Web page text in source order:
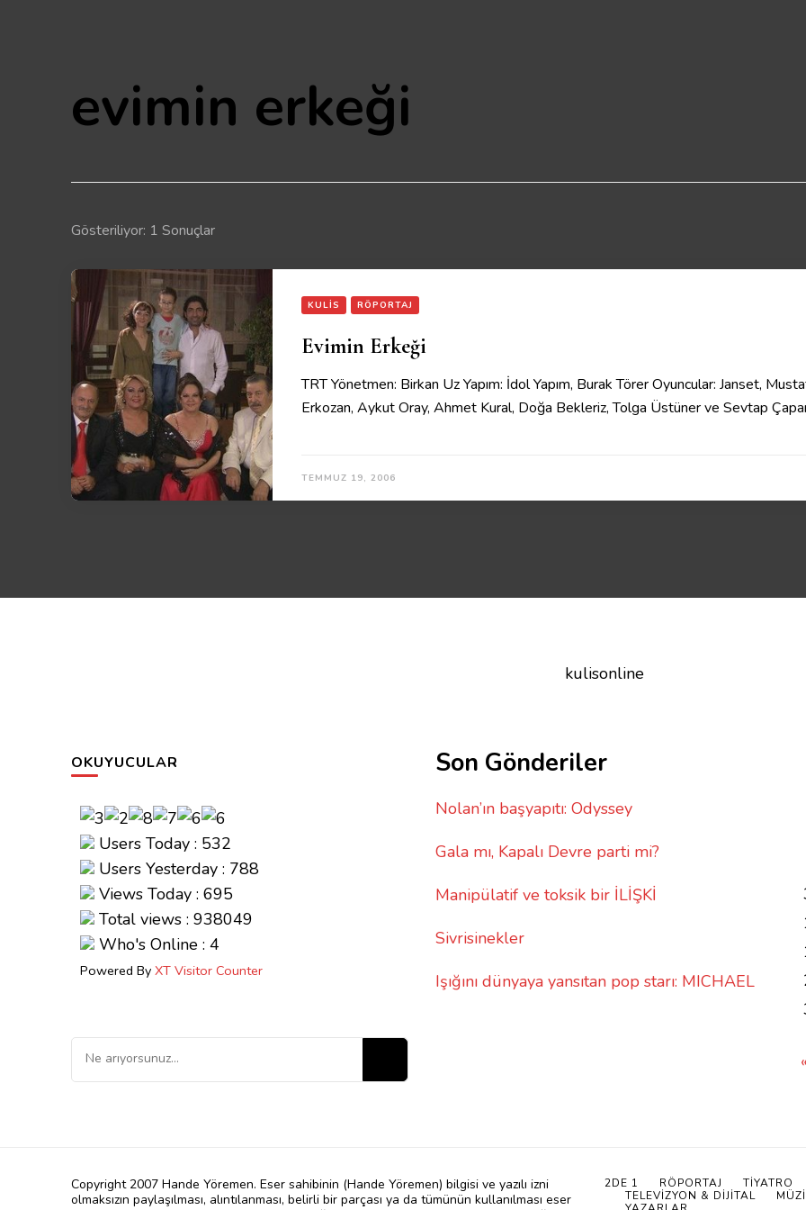
evimin erkeği
Gösteriliyor: 1 Sonuçlar
KULIS RÖPORTAJ
Evimin Erkeği
TRT Yönetmen: Birkan Uz Yapım: İdol Yapım, Burak Törer Oyuncular: Janset,
Erkozan, Aykut Oray, Ahmet Kural, Doğa Bekleriz, Tolga Üstüner ve Sevtap
TEMMUZ 19, 2006
kulisonline
OKUYUCULAR
Users Today : 532
Users Yesterday : 788
Views Today : 695
Total views : 938049
Who's Online : 4
Powered By XT Visitor Counter
Bir
şey
Son Gönderiler
Nolan’ın başyapıtı: Odyssey
Gala mı, Kapalı Devre parti mi?
Manipülatif ve toksik bir İLİŞKİ
Sivrisinekler
Işığını dünyaya yansıtan pop starı: MICHAEL
Copyright 2007 Hande Yöremen. Eser sahibinin (Hande Yöremen) bilgisi ve yazılı izni
olmaksızın paylaşılması, alıntılanması, belirli bir parçası ya da tümünün kullanılması eser
2DE 1 RÖPORTAJ TIYATRO
TELEVIZYON & DIJITAL